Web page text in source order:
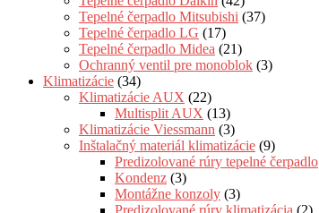
Tepelné čerpadlo Mitsubishi (37)
Tepelné čerpadlo LG (17)
Tepelné čerpadlo Midea (21)
Ochranný ventil pre monoblok (3)
Klimatizácie (34)
Klimatizácie AUX (22)
Multisplit AUX (13)
Klimatizácie Viessmann (3)
Inštalačný materiál klimatizácie (9)
Predizolované rúry tepelné čerpadlo
Kondenz (3)
Montážne konzoly (3)
Predizolované rúry klimatizácia (2)